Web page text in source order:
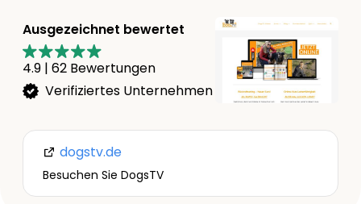
Ausgezeichnet bewertet
4.9 | 62 Bewertungen
Verifiziertes Unternehmen
dogstv.de
Besuchen Sie DogsTV